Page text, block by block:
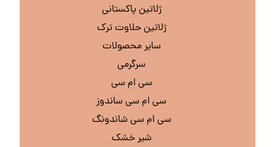
ژلاتین پاکستانی
ژلاتین حلاوت ترک
سایر محصولات
سرگرمی
سی ام سی
سی ام سی ساندوز
سی ام سی شاندونگ
شیر خشک